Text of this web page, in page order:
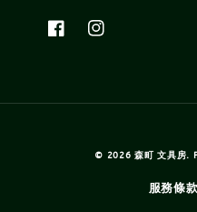
© 2026 森町 文具房.
服務條款